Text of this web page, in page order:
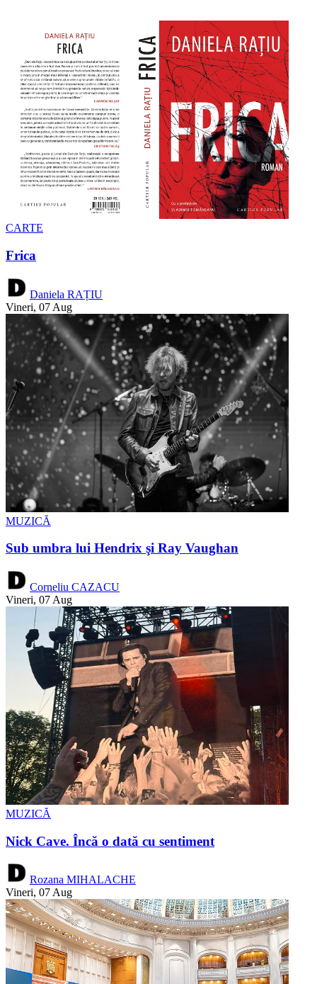
CARTE
Frica
Daniela RAȚIU
Vineri, 07 Aug
MUZICĂ
Sub umbra lui Hendrix şi Ray Vaughan
Corneliu CAZACU
Vineri, 07 Aug
MUZICĂ
Nick Cave. Încă o dată cu sentiment
Rozana MIHALACHE
Vineri, 07 Aug